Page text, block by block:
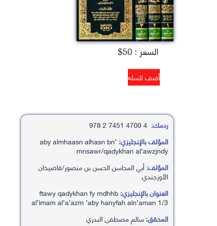
السعر : 50$
ردمك:
المؤلف بالإنجليزي: ’aby almhaasn alhasn bn
mnsawr/qadykhan al’awzjndy
المؤلف:أبي المحاسن الحسن بن منصور/قاضيخان
الأوزجندي
العنوان بالإنجليزي:ftawy qadykhan fy mdhhb
al’imam al’a’azm ’aby hanyfah aln’aman 1/3
المحقق:سالم مصطفى البدري